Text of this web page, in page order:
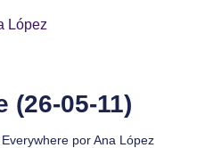
(26-05-11)
por Ana López